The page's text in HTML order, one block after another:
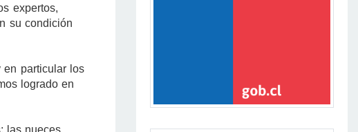
expertos,
su condición
particular los
logrado en